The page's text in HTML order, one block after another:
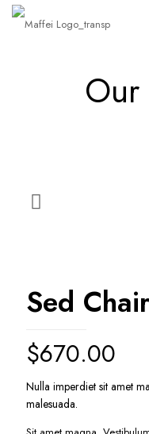
Sed
$670.00
Nulla imperdiet sit amet
malesuada.